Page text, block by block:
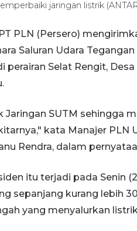
jaringan listrik
PLN (Persero)
Saluran Udara
perairan Selat Rengit,
Jaringan SUTM sehingga
kata Manajer PLN
Rendra, dalam
itu terjadi pada Senin
sepanjang kurang lebih
yang menyalurkan